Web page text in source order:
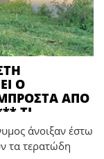
Ο
ΑΠΟ
ΤΙ
ΓΙΑ
άνοιξαν έστω
τα τερατώδη